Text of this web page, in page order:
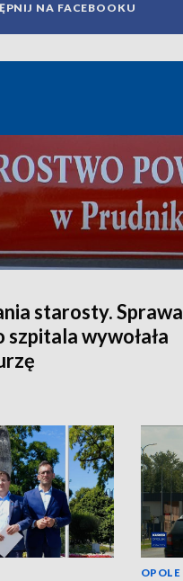
NA FACEBOOKU
starosty. Sprawa
wywołała
OPOLE